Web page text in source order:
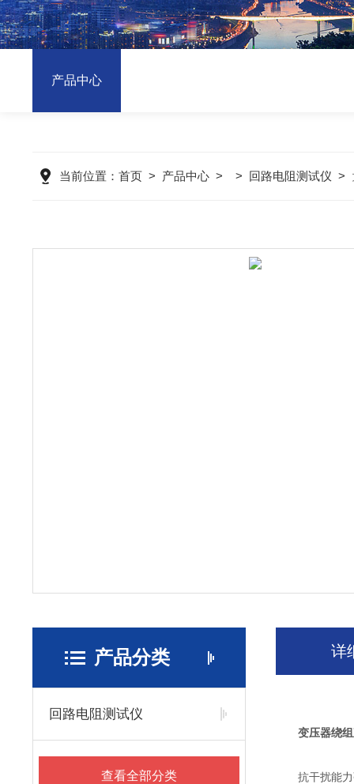
产品中心
当前位置： 首页> 产品中心> > 回路电阻测试仪 >
产品分类
回路电阻测试仪
查看全部分类
详
变压器绕
抗干扰能力强